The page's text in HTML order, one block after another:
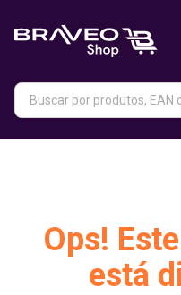
Ops!
está